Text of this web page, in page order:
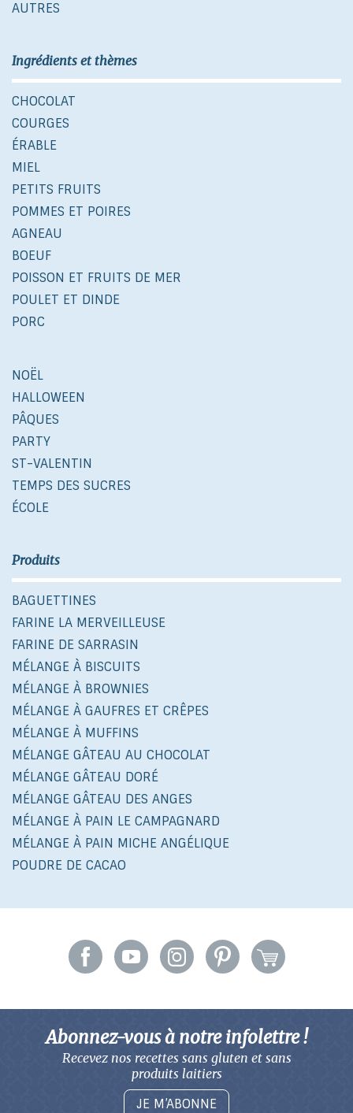
AUTRES
Ingrédients et thèmes
CHOCOLAT
COURGES
ÉRABLE
MIEL
PETITS FRUITS
POMMES ET POIRES
AGNEAU
BOEUF
POISSON ET FRUITS DE MER
POULET ET DINDE
PORC
NOËL
HALLOWEEN
PÂQUES
PARTY
ST-VALENTIN
TEMPS DES SUCRES
ÉCOLE
Produits
BAGUETTINES
FARINE LA MERVEILLEUSE
FARINE DE SARRASIN
MÉLANGE À BISCUITS
MÉLANGE À BROWNIES
MÉLANGE À GAUFRES ET CRÊPES
MÉLANGE À MUFFINS
MÉLANGE GÂTEAU AU CHOCOLAT
MÉLANGE GÂTEAU DORÉ
MÉLANGE GÂTEAU DES ANGES
MÉLANGE À PAIN LE CAMPAGNARD
MÉLANGE À PAIN MICHE ANGÉLIQUE
POUDRE DE CACAO
Abonnez-vous à notre infolettre !
Recevez nos recettes sans gluten et sans
produits laitiers
JE M’ABONNE